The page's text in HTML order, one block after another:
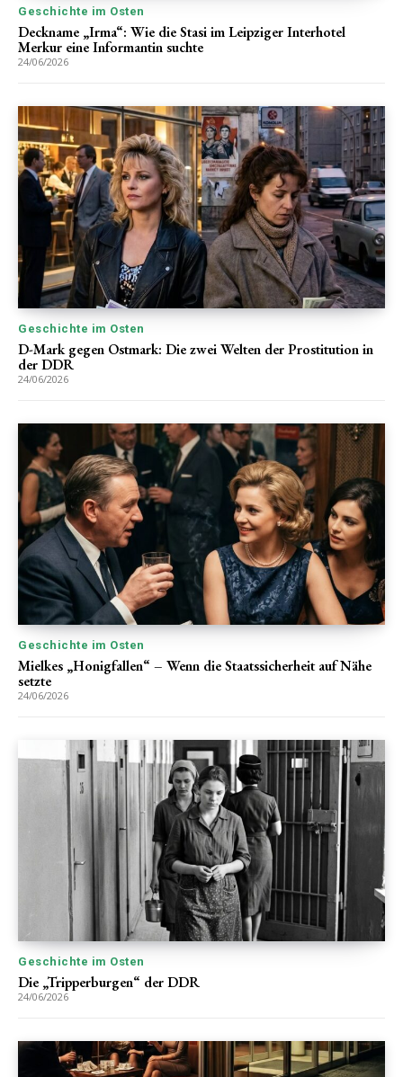
Geschichte im Osten
Deckname „Irma“: Wie die Stasi im Leipziger Interhotel
Merkur eine Informantin suchte
24/06/2026
Geschichte im Osten
D-Mark gegen Ostmark: Die zwei Welten der Prostitution in
der DDR
24/06/2026
Geschichte im Osten
Mielkes „Honigfallen“ – Wenn die Staatssicherheit auf Nähe
setzte
24/06/2026
Geschichte im Osten
Die „Tripperburgen“ der DDR
24/06/2026